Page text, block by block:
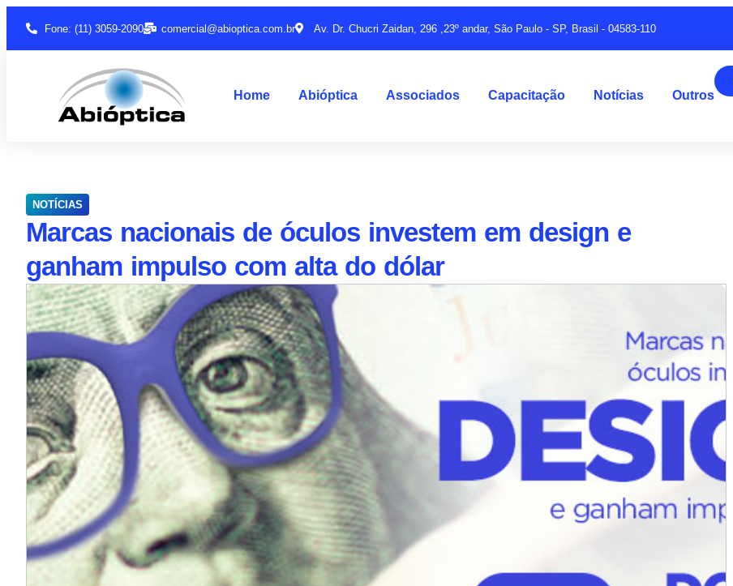
Fone: (11) 3059-2090 comercial@abioptica.com.br Av. Dr. Chucri Zaidan, 296 ,23º andar, São Paulo - SP, Brasil - 04583-110
Home Abióptica Associados Capacitação Notícias Outros
NOTÍCIAS
Marcas nacionais de óculos investem em design e
ganham impulso com alta do dólar